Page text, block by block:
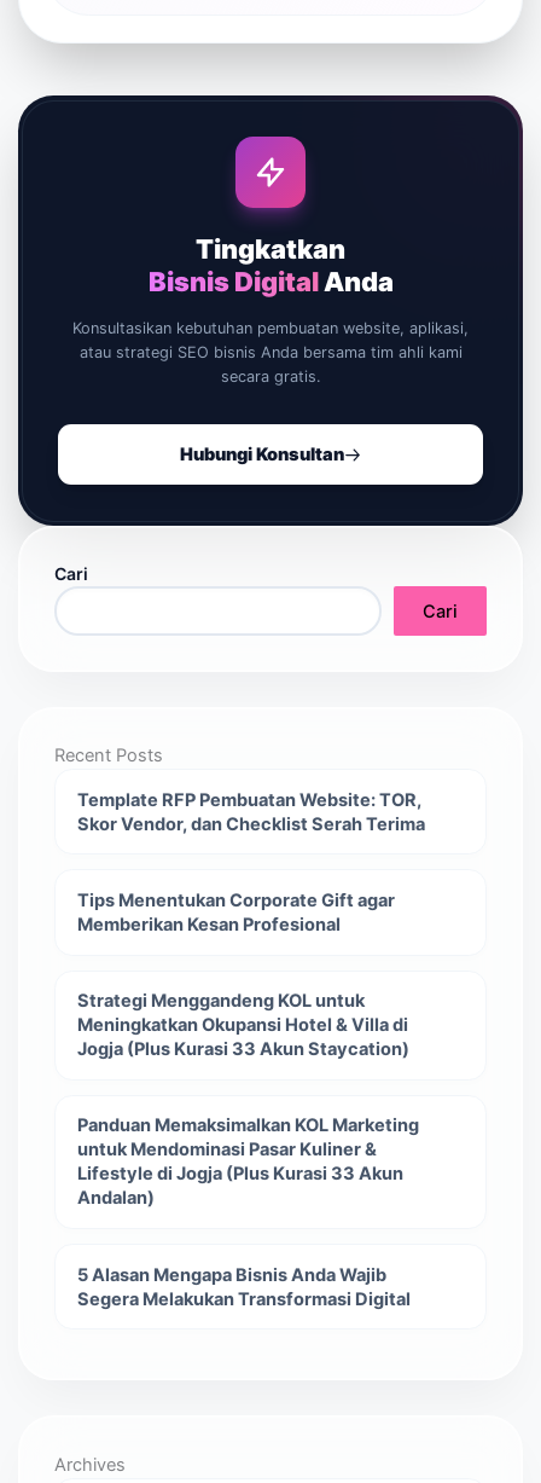
Tingkatkan
Bisnis DigitalAnda
Konsultasikan kebutuhan pembuatan website, aplikasi,
atau strategi SEO bisnis Anda bersama tim ahli kami
secara gratis.
Hubungi Konsultan
Cari
Cari
Recent Posts
Template RFP Pembuatan Website: TOR,
Skor Vendor, dan Checklist Serah Terima
Tips Menentukan Corporate Gift agar
Memberikan Kesan Profesional
Strategi Menggandeng KOL untuk
Meningkatkan Okupansi Hotel & Villa di
Jogja (Plus Kurasi 33 Akun Staycation)
Panduan Memaksimalkan KOL Marketing
untuk Mendominasi Pasar Kuliner &
Lifestyle di Jogja (Plus Kurasi 33 Akun
Andalan)
5 Alasan Mengapa Bisnis Anda Wajib
Segera Melakukan Transformasi Digital
Archives